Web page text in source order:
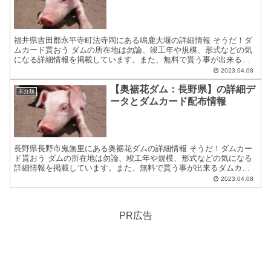
福井県吉田郡永平寺町法寺岡にある鳴鹿大堰の詳細情報 そうだ！ダ
ムカード貰おう ダムの所在地は勿論、竣工年や規模、形式などの気
になる詳細情報を掲載しています。また、無料で貰う事が出来るダ
ムカードの配布場所住所等についても紹介しています。 ダム...2023.04.08
未分類
【奥裾花ダム：長野県】の詳細デ
ータとダムカード配布情報
長野県長野市鬼無里にある奥裾花ダムの詳細情報 そうだ！ダムカー
ド貰おう ダムの所在地は勿論、竣工年や規模、形式などの気になる
詳細情報を掲載しています。また、無料で貰う事が出来るダムカー
ドの配布場所住所等についても紹介しています。 ダムカード...2023.04.08
PR広告